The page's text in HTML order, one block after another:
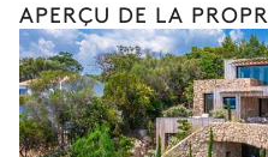
Les services et expériences
saison, la destination ou la
vous guidera vers les offres
APERÇU DE LA